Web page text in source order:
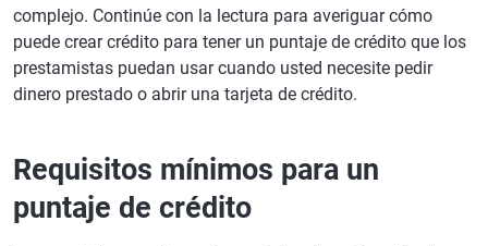
complejo. Continúe con la lectura para averiguar cómo
puede crear crédito para tener un puntaje de crédito que los
prestamistas puedan usar cuando usted necesite pedir
dinero prestado o abrir una tarjeta de crédito.
Requisitos mínimos para un
puntaje de crédito